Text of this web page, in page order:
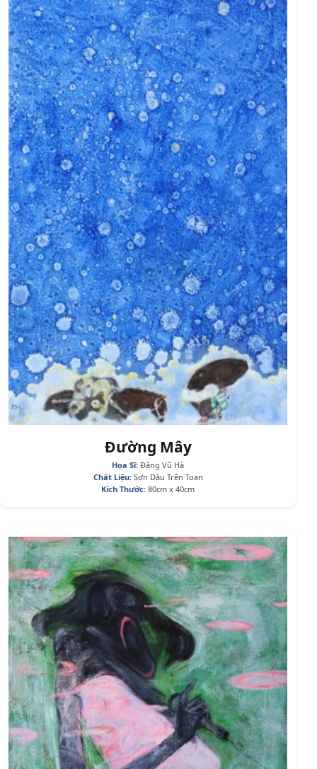
Đường Mây
Họa Sĩ: Đặng Vũ Hà
Chất Liệu:Sơn Dầu Trên Toan
Kích Thước: 80cm x 40cm